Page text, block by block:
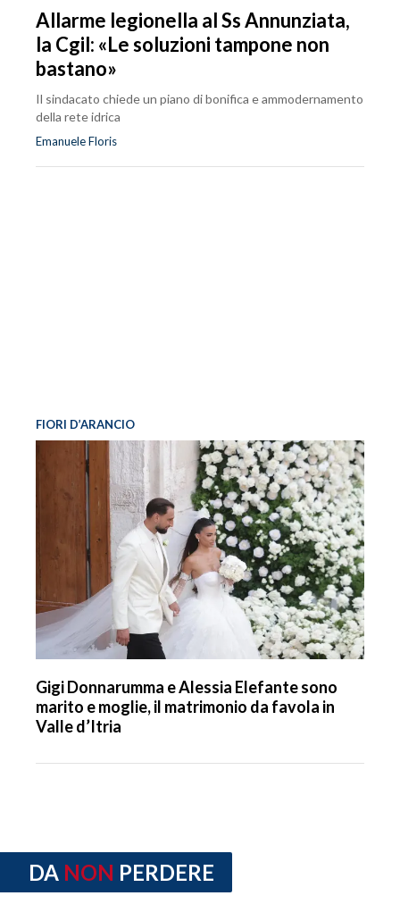
Allarme legionella al Ss Annunziata,
la Cgil: «Le soluzioni tampone non
bastano»
Il sindacato chiede un piano di bonifica e ammodernamento
della rete idrica
Emanuele Floris
FIORI D’ARANCIO
Gigi Donnarumma e Alessia Elefante sono
marito e moglie, il matrimonio da favola in
Valle d’Itria
DA NON PERDERE